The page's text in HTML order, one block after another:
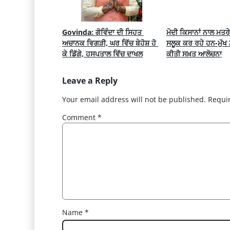
Govinda: ਗੋਵਿੰਦਾ ਦੀ ਸਿਹਤ
ਅਚਾਨਕ ਵਿਗੜੀ, ਘਰ ਵਿੱਚ ਬੇਹੋਸ਼ ਹੋ
ਕੇ ਡਿੱਗੇ, ਹਸਪਤਾਲ ਵਿੱਚ ਦਾਖਲ
ਮੋਦੀ ਕਿਸਾਨਾਂ ਨਾਲ
ਸਲੂਕ ਕਰ ਰਹੇ ਹਨ-ਮੁੱਖ
ਕੀਤੀ ਸਖ਼ਤ ਆਲੋਚਨਾ
Leave a Reply
Your email address will not be published.
Comment *
Name *